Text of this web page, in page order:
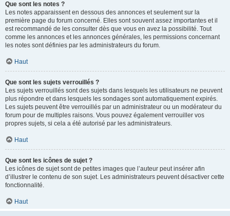
Que sont les notes ?
Les notes apparaissent en dessous des annonces et seulement sur la
première page du forum concerné. Elles sont souvent assez importantes et il
est recommandé de les consulter dès que vous en avez la possibilité. Tout
comme les annonces et les annonces générales, les permissions concernant
les notes sont définies par les administrateurs du forum.
Haut
Que sont les sujets verrouillés ?
Les sujets verrouillés sont des sujets dans lesquels les utilisateurs ne peuvent
plus répondre et dans lesquels les sondages sont automatiquement expirés.
Les sujets peuvent être verrouillés par un administrateur ou un modérateur du
forum pour de multiples raisons. Vous pouvez également verrouiller vos
propres sujets, si cela a été autorisé par les administrateurs.
Haut
Que sont les icônes de sujet ?
Les icônes de sujet sont de petites images que l’auteur peut insérer afin
d’illustrer le contenu de son sujet. Les administrateurs peuvent désactiver cette
fonctionnalité.
Haut